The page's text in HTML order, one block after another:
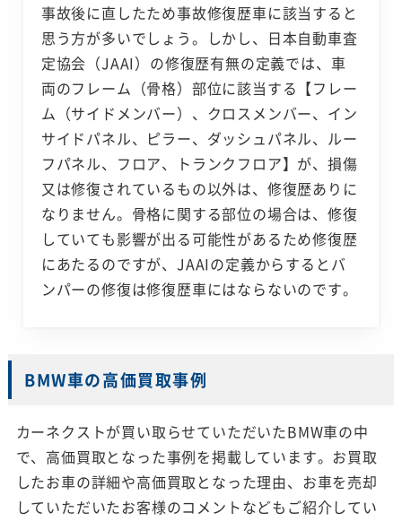
事故後に直したため事故修復歴車に該当すると
思う方が多いでしょう。しかし、日本自動車査
定協会（JAAI）の修復歴有無の定義では、車
両のフレーム（骨格）部位に該当する【フレー
ム（サイドメンバー）、クロスメンバー、イン
サイドパネル、ピラー、ダッシュパネル、ルー
フパネル、フロア、トランクフロア】が、損傷
又は修復されているもの以外は、修復歴ありに
なりません。骨格に関する部位の場合は、修復
していても影響が出る可能性があるため修復歴
にあたるのですが、JAAIの定義からするとバ
ンパーの修復は修復歴車にはならないのです。
BMW車の高価買取事例
カーネクストが買い取らせていただいたBMW車の中
で、高価買取となった事例を掲載しています。お買取
したお車の詳細や高価買取となった理由、お車を売却
していただいたお客様のコメントなどもご紹介してい